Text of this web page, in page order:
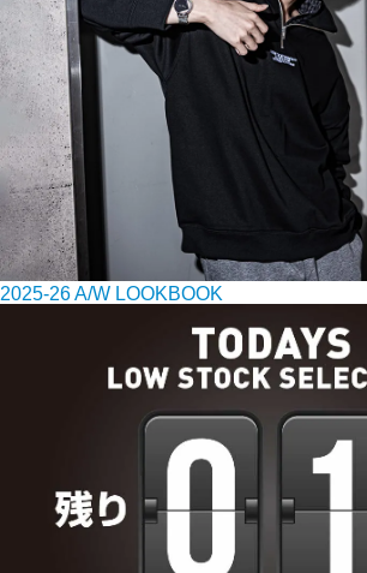
2025-26 A/W LOOKBOOK